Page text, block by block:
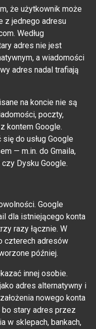
że użytkownik może
z jednego adresu
Według
adres nie jest
a wiadomości
adres nadal trafiają
na koncie nie są
poczty,
kontem Google.
do usług Google
— m.in. do Gmaila,
czy Dysku Google.
Google
dla istniejącego konta
razy łącznie. W
czterech adresów
później.
innej osobie.
adres alternatywny i
nowego konta
bo stary adres przez
w sklepach, bankach,